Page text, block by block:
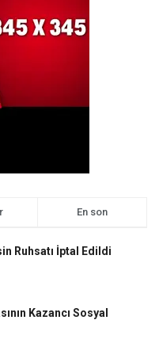
En son
Ruhsatı İptal Edildi
Kazancı Sosyal